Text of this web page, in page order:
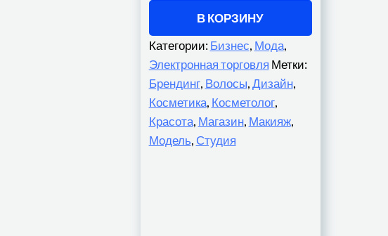
В КОРЗИНУ
Категории:Бизнес, Мода,
Электронная торговля Метки:
Брендинг, Волосы,Дизайн,
Косметика, Косметолог,
Красота, Магазин, Макияж,
Модель, Студия